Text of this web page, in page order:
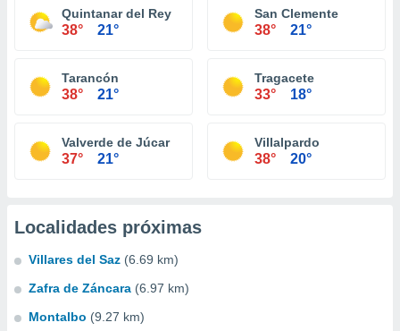
Quintanar del Rey
38° 21°
San Clemente
38° 21°
Tarancón
38° 21°
Tragacete
33° 18°
Valverde de Júcar
37° 21°
Villalpardo
38° 20°
Localidades próximas
Villares del Saz (6.69 km)
Zafra de Záncara (6.97 km)
Montalbo (9.27 km)